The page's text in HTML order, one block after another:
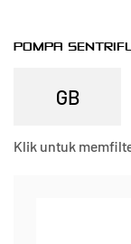
POMPA
Klik untuk